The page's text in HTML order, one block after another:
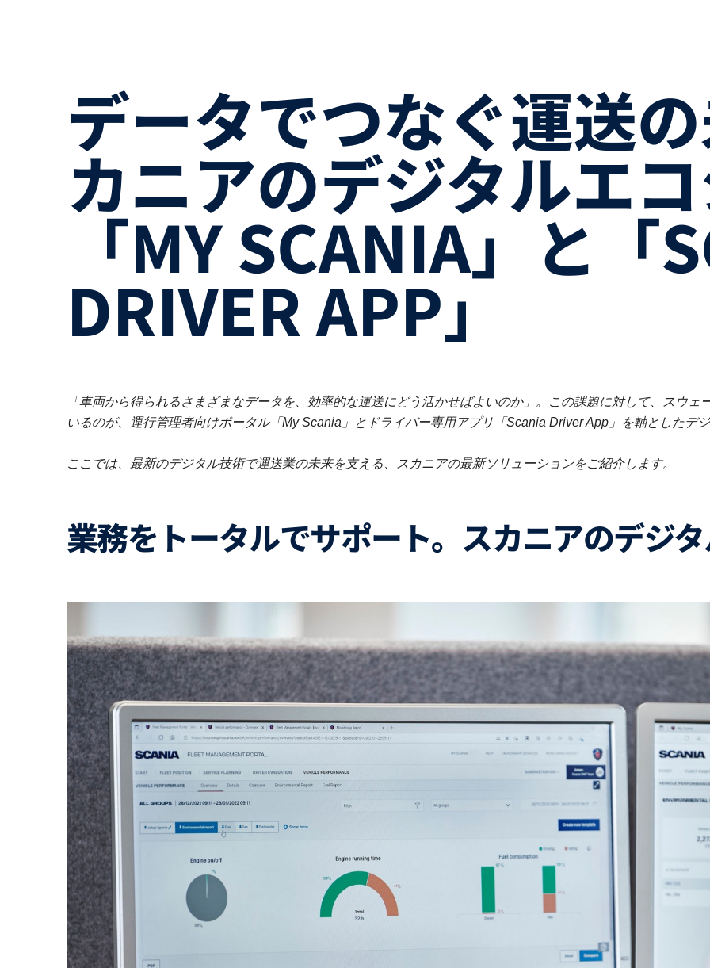
データでつなぐ運送の未来。ス
カニアのデジタルエ
「MY SCANIA」と「
DRIVER APP」
「車両から得られるさまざまなデータを、効率的な運送にどう活かせばよいのか」。この課題に対して、スウ
いるのが、運行管理者向けポータル「My Scania」とドライバー専用アプリ「Scania Driver App」を軸としたデ
ここでは、最新のデジタル技術で運送業の未来を支える、スカニアの最新ソリューションをご紹介します。
業務をトータルでサポート。スカニアのデジ